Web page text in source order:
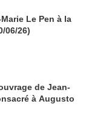
Le Pen à la
06/26)
de Jean-
à Augusto